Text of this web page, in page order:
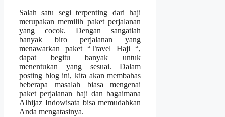
Salah satu segi terpenting dari haji
merupakan memilih paket perjalanan
yang cocok. Dengan sangatlah
banyak biro perjalanan yang
menawarkan paket “Travel Haji “,
dapat begitu banyak untuk
menentukan yang sesuai. Dalam
posting blog ini, kita akan membahas
beberapa masalah biasa mengenai
paket perjalanan haji dan bagaimana
Alhijaz Indowisata bisa memudahkan
Anda mengatasinya.